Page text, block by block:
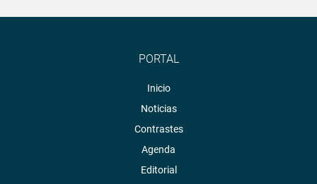
PORTAL
Inicio
Noticias
Contrastes
Agenda
Editorial